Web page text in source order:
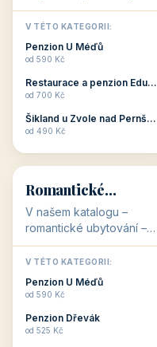
jsou pro Vás připraveny
objekty, které svojí
polohou či vybaveností,
nabízí klidné ubytování
V TÉTO KATEGORII:
Penzion U Méďů
od 590 Kč
Restaurace a penzion Eduard
od 700 Kč
Šikland u Zvole nad Pernštejnem
od 490 Kč
💕
💕
Romantické
ubytování
V našem katalogu –
romantické ubytování –
jsou pro Vás připraveny
objekty, které svojí
stavbou, polohou anebo
zaměřením nabízí
Romantické ...
V TÉTO KATEGORII:
Penzion U Méďů
od 590 Kč
Penzion Dřevák
od 525 Kč